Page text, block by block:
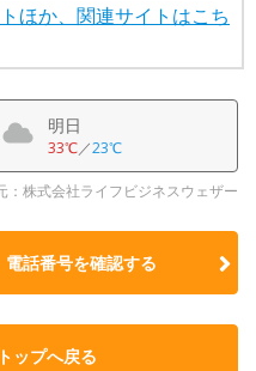
ほか、関連サイトはこち
明日
33℃／23℃
：株式会社ライフビジネスウェザー
話番号を確認する
ップへ戻る